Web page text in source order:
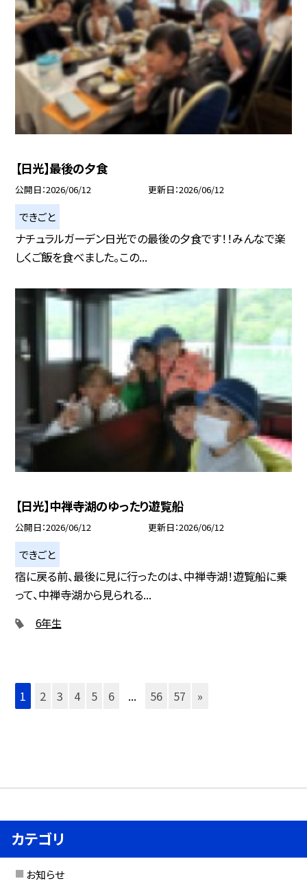
【日光】最後の夕食
公開日 2026/06/12 更新日 2026/06/12
できごと
ナチュラルガーデン日光での最後の夕食です！！みんなで楽
しくご飯を食べました。この...
【日光】中禅寺湖のゆったり遊覧船
公開日 2026/06/12 更新日 2026/06/12
できごと
宿に戻る前、最後に見に行ったのは、中禅寺湖！遊覧船に乗
って、中禅寺湖から見られる...
6年生
1 2 3 4 5 6 ... 56 57 »
カテゴリ
お知らせ